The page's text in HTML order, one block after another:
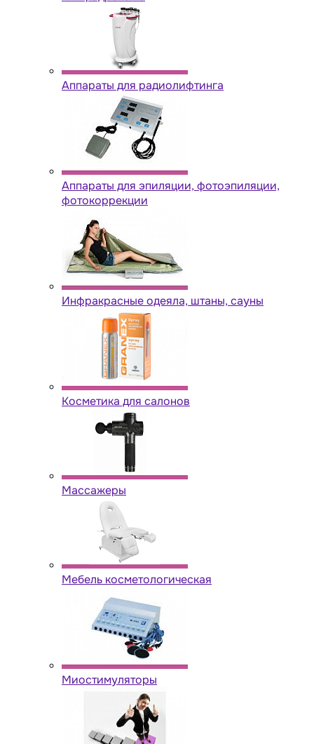
Аппараты для радиолифтинга
Аппараты для эпиляции, фотоэпиляции,
фотокоррекции
Инфракрасные одеяла, штаны, сауны
Косметика для салонов
Массажеры
Мебель косметологическая
Миостимуляторы